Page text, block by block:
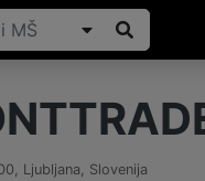
, Ljubljana, Slovenija